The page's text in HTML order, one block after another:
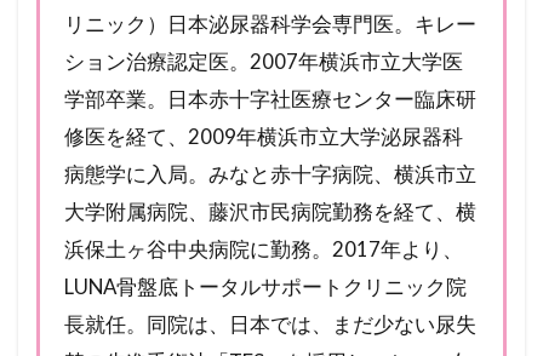
リニック） 日本泌尿器科学会専門医。キレー
ション治療認定医。2007年横浜市立大学医
学部卒業。日本赤十字社医療センター臨床研
修医を経て、2009年横浜市立大学泌尿器科
病態学に入局。みなと赤十字病院、横浜市立
大学附属病院、藤沢市民病院勤務を経て、横
浜保土ヶ谷中央病院に勤務。2017年より、
LUNA骨盤底トータルサポートクリニック院
長就任。同院は、日本では、まだ少ない尿失